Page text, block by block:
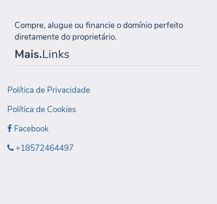
Compre, alugue ou financie o domínio perfeito
diretamente do proprietário.
Mais.Links
Política de Privacidade
Política de Cookies
Facebook
+18572464497